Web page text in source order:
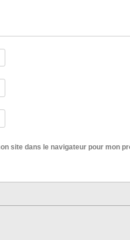
site dans le navigateur pour mon